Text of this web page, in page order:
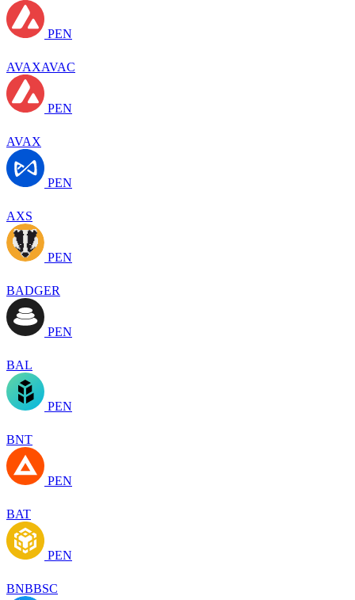
PEN
AVAXAVAC
PEN
AVAX
PEN
AXS
PEN
BADGER
PEN
BAL
PEN
BNT
PEN
BAT
PEN
BNBBSC